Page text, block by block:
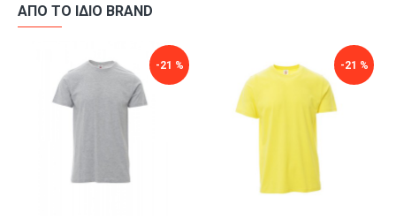
ΑΠΌ ΤΟ ΊΔΙΟ BRAND
-21 % -21 %